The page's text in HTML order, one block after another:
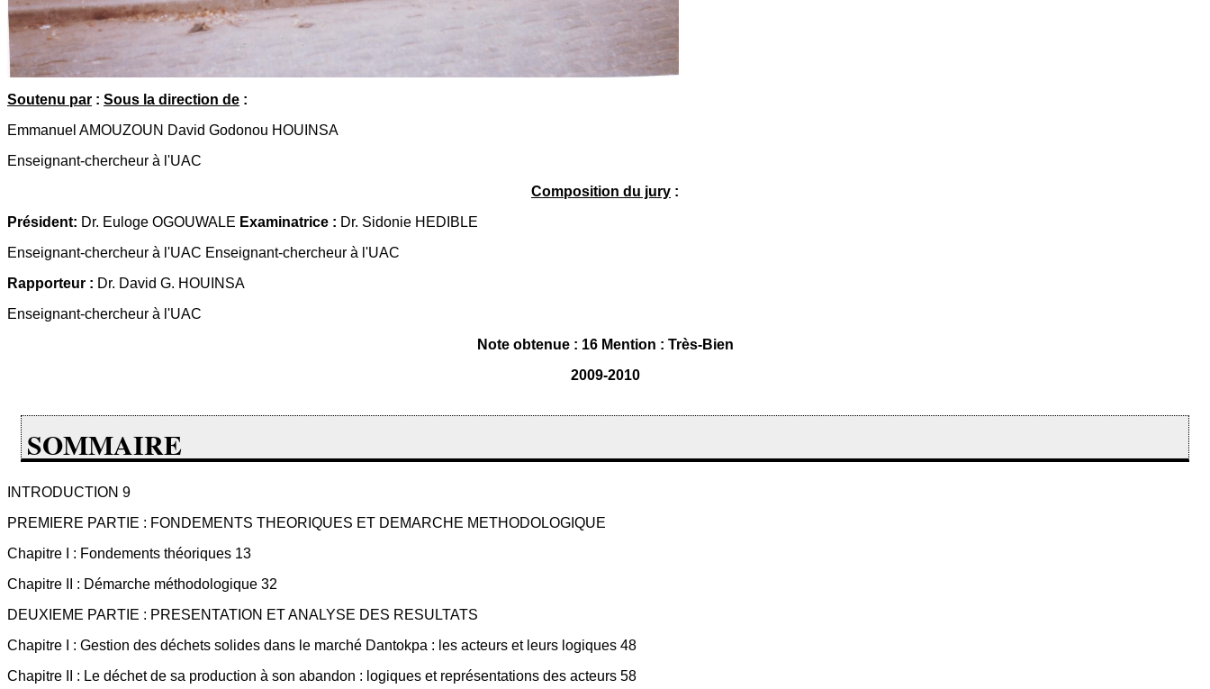
Soutenu par : Sous la direction de :
Emmanuel AMOUZOUN David Godonou HOUINSA
Enseignant-chercheur à l'UAC
Composition du jury :
Président: Dr. Euloge OGOUWALE Examinatrice : Dr. Sidonie HEDIBLE
Enseignant-chercheur à l'UAC Enseignant-chercheur à l'UAC
Rapporteur : Dr. David G. HOUINSA
Enseignant-chercheur à l'UAC
Note obtenue : 16 Mention : Très-Bien
2009-2010
SOMMAIRE
INTRODUCTION 9
PREMIERE PARTIE : FONDEMENTS THEORIQUES ET DEMARCHE METHODOLOGIQUE
Chapitre I : Fondements théoriques 13
Chapitre II : Démarche méthodologique 32
DEUXIEME PARTIE : PRESENTATION ET ANALYSE DES RESULTATS
Chapitre I : Gestion des déchets solides dans le marché Dantokpa : les acteurs et leurs logiques 48
Chapitre II : Le déchet de sa production à son abandon : logiques et représentations des acteurs 58